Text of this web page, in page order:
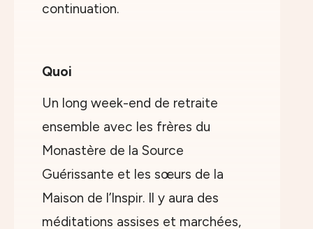
continuation.
Quoi
Un long week-end de retraite
ensemble avec les frères du
Monastère de la Source
Guérissante et les sœurs de la
Maison de l’Inspir. Il y aura des
méditations assises et marchées,